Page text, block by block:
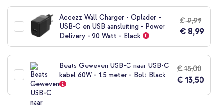
gallerij
Accezz Wall Charger - Oplader -
USB-C en USB aansluiting - Power
Delivery - 20 Watt - Black
€ 9,99
€ 8,99
Beats Geweven USB-C naar USB-C
kabel 60W - 1,5 meter - Bolt Black
€ 15,00
€ 13,50